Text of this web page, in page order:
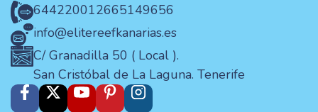
644220012665149656
info@elitereefkanarias.es
C/ Granadilla 50 ( Local ).
San Cristóbal de La Laguna. Tenerife